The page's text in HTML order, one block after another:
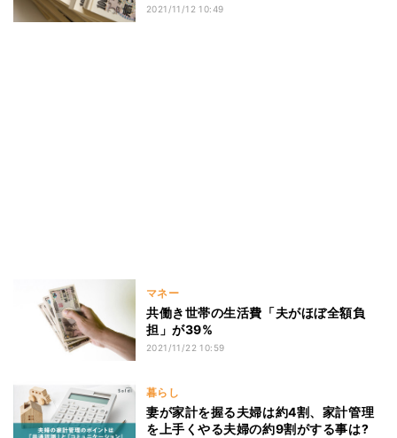
2021/11/12 10:49
マネー
共働き世帯の生活費「夫がほぼ全額負
担」が39%
2021/11/22 10:59
暮らし
妻が家計を握る夫婦は約4割、家計管理
を上手くやる夫婦の約9割がする事は?